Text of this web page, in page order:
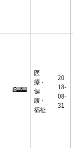
医
療・
健
康・
福祉
20
18-
08-
31